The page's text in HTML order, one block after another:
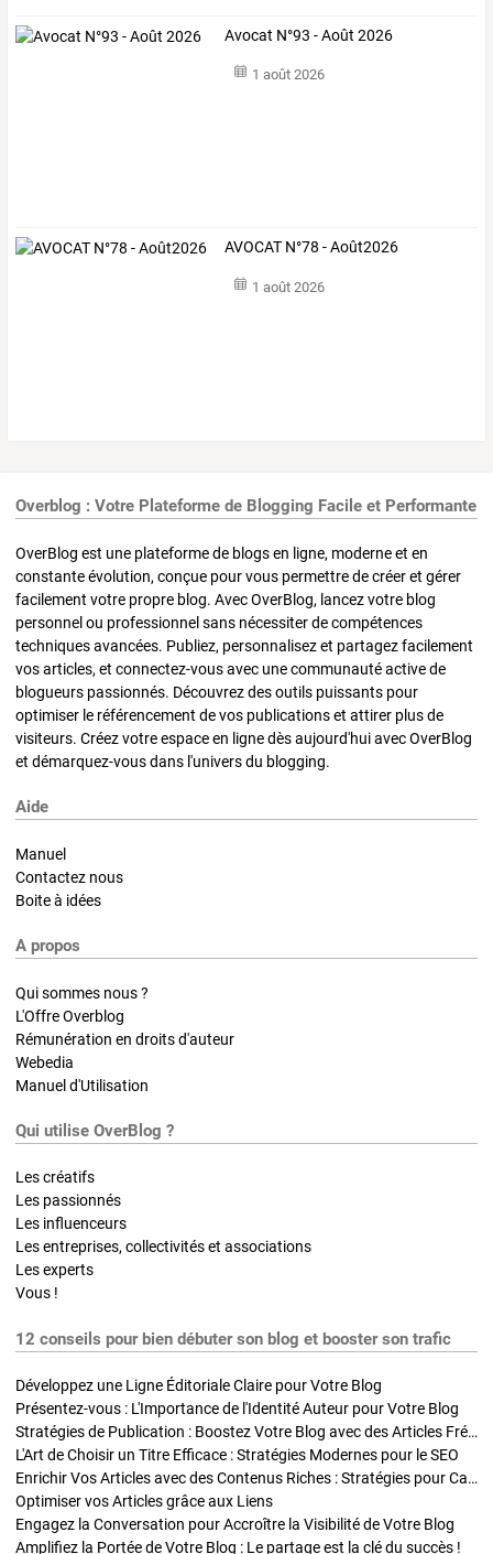
Avocat N°93 - Août 2026
1 août 2026
AVOCAT N°78 - Août2026
1 août 2026
Overblog : Votre Plateforme de Blogging Facile et Performante
OverBlog est une plateforme de blogs en ligne, moderne et en
constante évolution, conçue pour vous permettre de créer et gérer
facilement votre propre blog. Avec OverBlog, lancez votre blog
personnel ou professionnel sans nécessiter de compétences
techniques avancées. Publiez, personnalisez et partagez facilement
vos articles, et connectez-vous avec une communauté active de
blogueurs passionnés. Découvrez des outils puissants pour
optimiser le référencement de vos publications et attirer plus de
visiteurs. Créez votre espace en ligne dès aujourd'hui avec OverBlog
et démarquez-vous dans l'univers du blogging.
Aide
Manuel
Contactez nous
Boite à idées
A propos
Qui sommes nous ?
L'Offre Overblog
Rémunération en droits d'auteur
Webedia
Manuel d'Utilisation
Qui utilise OverBlog ?
Les créatifs
Les passionnés
Les influenceurs
Les entreprises, collectivités et associations
Les experts
Vous !
12 conseils pour bien débuter son blog et booster son trafic
Développez une Ligne Éditoriale Claire pour Votre Blog
Présentez-vous : L'Importance de l'Identité Auteur pour Votre Blog
Stratégies de Publication : Boostez Votre Blog avec des Articles Fréquents et Exclusifs
L'Art de Choisir un Titre Efficace : Stratégies Modernes pour le SEO
Enrichir Vos Articles avec des Contenus Riches : Stratégies pour Captiver et Optimiser
Optimiser vos Articles grâce aux Liens
Engagez la Conversation pour Accroître la Visibilité de Votre Blog
Amplifiez la Portée de Votre Blog : Le partage est la clé du succès !